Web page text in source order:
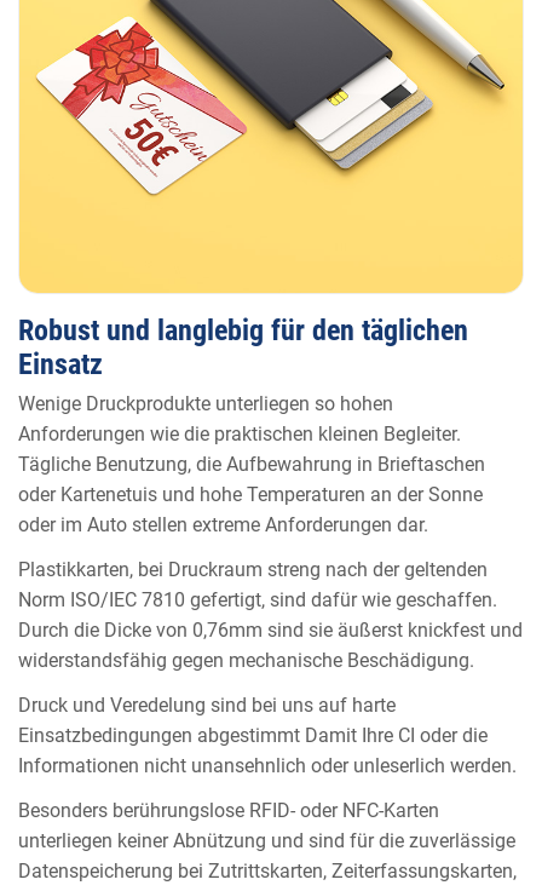
Robust und langlebig für den täglichen
Einsatz
Wenige Druckprodukte unterliegen so hohen
Anforderungen wie die praktischen kleinen Begleiter.
Tägliche Benutzung, die Aufbewahrung in Brieftaschen
oder Kartenetuis und hohe Temperaturen an der Sonne
oder im Auto stellen extreme Anforderungen dar.
Plastikkarten, bei Druckraum streng nach der geltenden
Norm ISO/IEC 7810 gefertigt, sind dafür wie geschaffen.
Durch die Dicke von 0,76mm sind sie äußerst knickfest und
widerstandsfähig gegen mechanische Beschädigung.
Druck und Veredelung sind bei uns auf harte
Einsatzbedingungen abgestimmt Damit Ihre CI oder die
Informationen nicht unansehnlich oder unleserlich werden.
Besonders berührungslose RFID- oder NFC-Karten
unterliegen keiner Abnützung und sind für die zuverlässige
Datenspeicherung bei Zutrittskarten, Zeiterfassungskarten,